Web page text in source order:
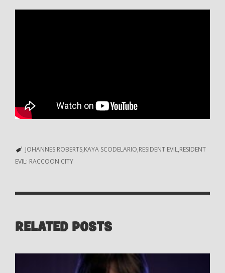
JOHANNES ROBERTS KAYA SCODELARIO RESIDENT EVIL RESIDENT
EVIL: RACCOON CITY
RELATED POSTS